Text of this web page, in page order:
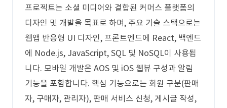
프로젝트는 소셜 미디어와 결합된 커머스 플랫폼의
디자인 및 개발을 목표로 하며, 주요 기술 스택으로는
웹앱 반응형 UI 디자인, 프론트엔드에 React, 백엔드
에 Node.js, JavaScript, SQL 및 NoSQL이 사용됩
니다. 모바일 개발은 AOS 및 iOS 웹뷰 구성과 알림
기능을 포함합니다. 핵심 기능으로는 회원 구분(판매
자, 구매자, 관리자), 판매 서비스 신청, 게시글 작성,